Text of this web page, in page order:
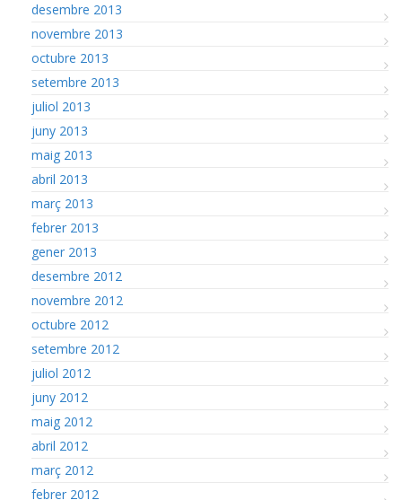
desembre 2013
novembre 2013
octubre 2013
setembre 2013
juliol 2013
juny 2013
maig 2013
abril 2013
març 2013
febrer 2013
gener 2013
desembre 2012
novembre 2012
octubre 2012
setembre 2012
juliol 2012
juny 2012
maig 2012
abril 2012
març 2012
febrer 2012